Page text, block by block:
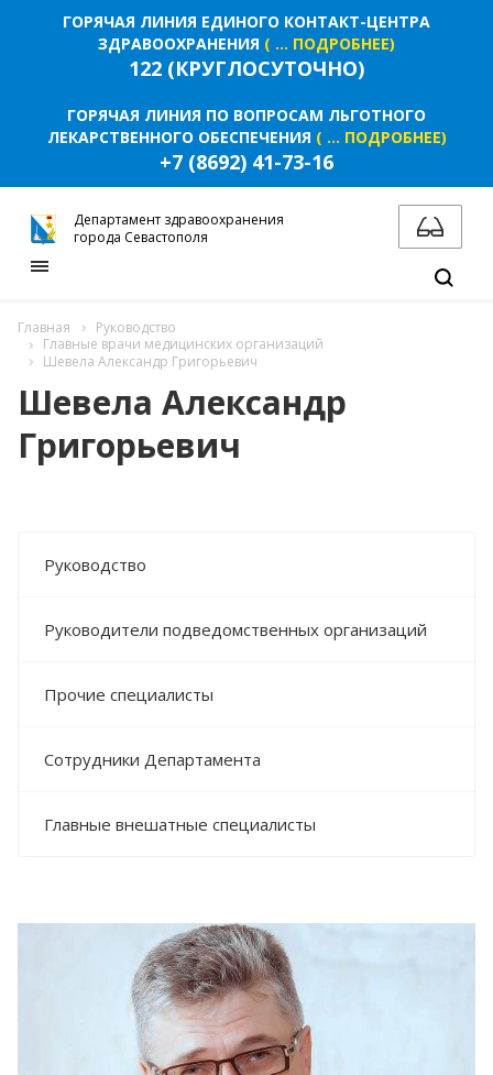
Главная
Руководство
Главные врачи медицинских организаций
Шевела Александр Григорьевич
Шевела Александр
Григорьевич
Руководство
Руководители подведомственных организаций
Прочие специалисты
Сотрудники Департамента
Главные внешатные специалисты
ГОРЯЧАЯ ЛИНИЯ ЕДИНОГО КОНТАКТ-ЦЕНТРА
ЗДРАВООХРАНЕНИЯ ( ... ПОДРОБНЕЕ)
122 (КРУГЛОСУТОЧНО)
ГОРЯЧАЯ ЛИНИЯ ПО ВОПРОСАМ ЛЬГОТНОГО
ЛЕКАРСТВЕННОГО ОБЕСПЕЧЕНИЯ ( ... ПОДРОБНЕЕ)
+7 (8692) 41-73-16
Департамент здравоохранения
города Севастополя